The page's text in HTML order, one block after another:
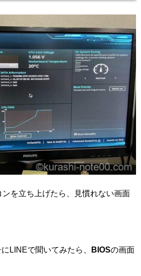
を立ち上げたら、見慣れない画面
LINEで聞いてみたら、 BIOSの画面